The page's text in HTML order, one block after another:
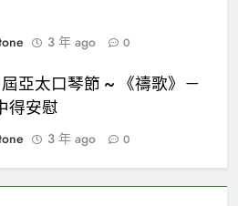
3 年 ago 0
亞太口琴節 ~ 《禱歌》－
得安慰
3 年 ago 0